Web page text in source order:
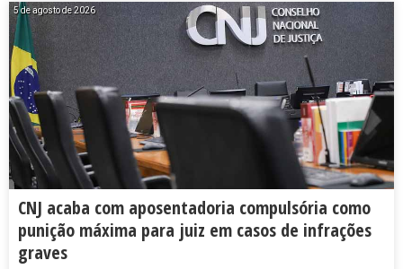
5 de agosto de 2026
CNJ acaba com aposentadoria compulsória como
punição máxima para juiz em casos de infrações
graves